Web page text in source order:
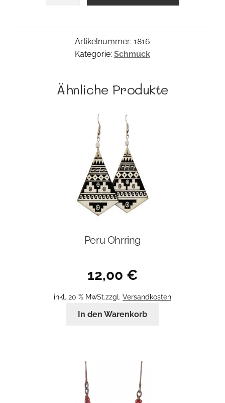
Artikelnummer: 1816
Kategorie: Schmuck
Ähnliche Produkte
Peru Ohrring
12,00 €
inkl. 20 % MwSt.zzgl. Versandkosten
In den Warenkorb